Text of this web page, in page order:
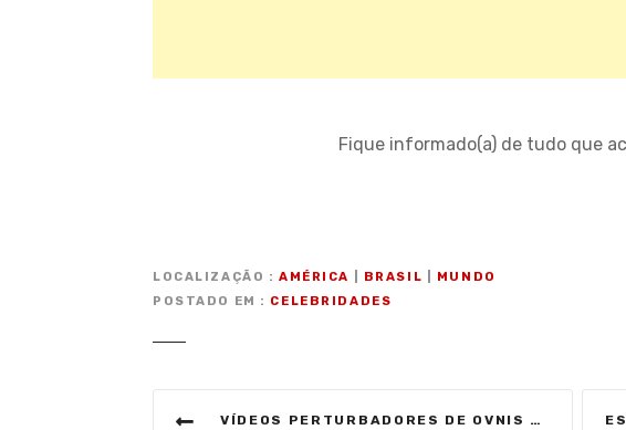
Fique informado(a) de tudo que
LOCALIZAÇÃO AMÉRICA BRASIL
MUNDO
POSTADO EM
CELEBRIDADES
VÍDEOS PERTURBADORES DE OVNIS LIBERADOS POR TRUMP